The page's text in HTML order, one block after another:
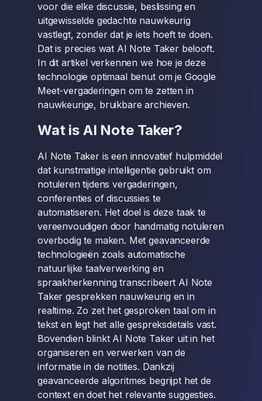
voor die elke discussie, beslissing en
uitgewisselde gedachte nauwkeurig
vastlegt, zonder dat je iets hoeft te doen.
Dat is precies wat AI Note Taker belooft.
In dit artikel verkennen we hoe je deze
technologie optimaal benut om je Google
Meet-vergaderingen om te zetten in
nauwkeurige, bruikbare archieven.
Wat is AI Note Taker?
AI Note Taker is een innovatief hulpmiddel
dat kunstmatige intelligentie gebruikt om
notuleren tijdens vergaderingen,
conferenties of discussies te
automatiseren. Het doel is deze taak te
vereenvoudigen door handmatig notuleren
overbodig te maken. Met geavanceerde
technologieën zoals automatische
natuurlijke taalverwerking en
spraakherkenning transcribeert AI Note
Taker gesprekken nauwkeurig en in
realtime. Zo zet het gesproken taal om in
tekst en legt het alle gespreksdetails vast.
Bovendien blinkt AI Note Taker uit in het
organiseren en verwerken van de
informatie in de notities. Dankzij
geavanceerde algoritmes begrijpt het de
context en doet het relevante suggesties.